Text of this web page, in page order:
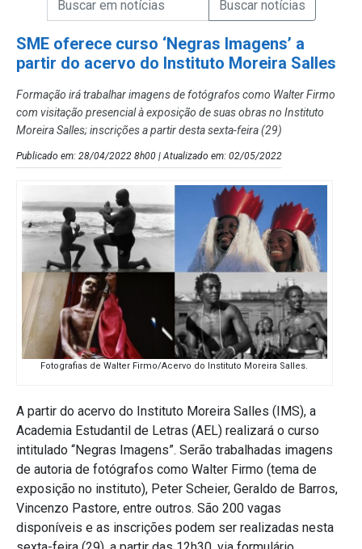
SME oferece curso ‘Negras Imagens’ a
partir do acervo do Instituto Moreira Salles
Formação irá trabalhar imagens de fotógrafos como Walter Firmo
com visitação presencial à exposição de suas obras no Instituto
Moreira Salles; inscrições a partir desta sexta-feira (29)
Publicado em: 28/04/2022 8h00 | Atualizado em: 02/05/2022
Fotografias de Walter Firmo/Acervo do Instituto Moreira Salles.
A partir do acervo do Instituto Moreira Salles (IMS), a
Academia Estudantil de Letras (AEL) realizará o curso
intitulado “Negras Imagens”. Serão trabalhadas imagens
de autoria de fotógrafos como Walter Firmo (tema de
exposição no instituto), Peter Scheier, Geraldo de Barros,
Vincenzo Pastore, entre outros. São 200 vagas
disponíveis e as inscrições podem ser realizadas nesta